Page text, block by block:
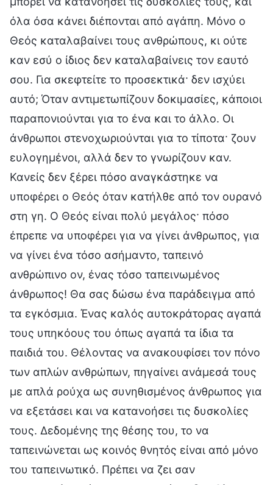
όλα όσα κάνει διέπονται από αγάπη. Μόνο ο
Θεός καταλαβαίνει τους ανθρώπους, κι ούτε
καν εσύ ο ίδιος δεν καταλαβαίνεις τον εαυτό
σου. Για σκεφτείτε το προσεκτικά· δεν ισχύει
αυτό; Όταν αντιμετωπίζουν δοκιμασίες, κάποιοι
παραπονιούνται για το ένα και το άλλο. Οι
άνθρωποι στενοχωριούνται για το τίποτα· ζουν
ευλογημένοι, αλλά δεν το γνωρίζουν καν.
Κανείς δεν ξέρει πόσο αναγκάστηκε να
υποφέρει ο Θεός όταν κατήλθε από τον ουρανό
στη γη. Ο Θεός είναι πολύ μεγάλος· πόσο
έπρεπε να υποφέρει για να γίνει άνθρωπος, για
να γίνει ένα τόσο ασήμαντο, ταπεινό
ανθρώπινο ον, ένας τόσο ταπεινωμένος
άνθρωπος! Θα σας δώσω ένα παράδειγμα από
τα εγκόσμια. Ένας καλός αυτοκράτορας αγαπά
τους υπηκόους του όπως αγαπά τα ίδια τα
παιδιά του. Θέλοντας να ανακουφίσει τον πόνο
των απλών ανθρώπων, πηγαίνει ανάμεσά τους
με απλά ρούχα ως συνηθισμένος άνθρωπος για
να εξετάσει και να κατανοήσει τις δυσκολίες
τους. Δεδομένης της θέσης του, το να
ταπεινώνεται ως κοινός θνητός είναι από μόνο
του ταπεινωτικό. Πρέπει να ζει σαν